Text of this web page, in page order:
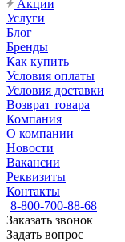
Акции
Услуги
Блог
Бренды
Как купить
Условия оплаты
Условия доставки
Возврат товара
Компания
О компании
Новости
Вакансии
Реквизиты
Контакты
8-800-700-88-68
Заказать звонок
Задать вопрос